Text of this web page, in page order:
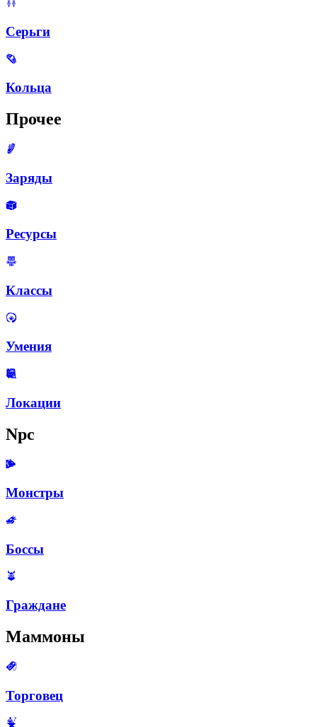
Серьги
Кольца
Прочее
Заряды
Ресурсы
Классы
Умения
Локации
Npc
Монстры
Боссы
Граждане
Маммоны
Торговец